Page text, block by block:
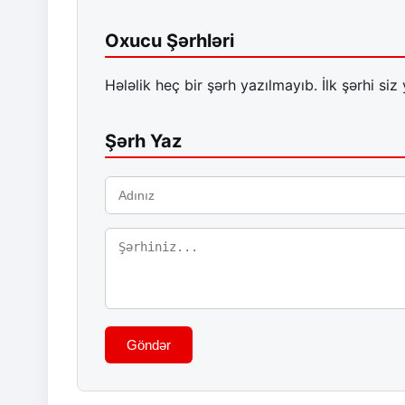
Oxucu Şərhləri
Hələlik heç bir şərh yazılmayıb. İlk şərhi siz
Şərh Yaz
Göndər